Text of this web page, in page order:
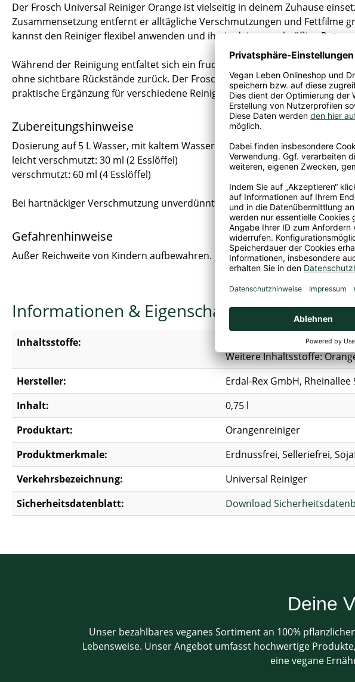
Der Frosch Universal Reiniger Orange ist vielseitig in deinem Zuhause
Zusammensetzung entfernt er alltägliche Verschmutzungen und Fettfilme
kannst den Reiniger flexibel anwenden und ihn in deine regelmäßige
Während der Reinigung entfaltet sich ein fruchtiger Duft nach Orange, der
ohne sichtbare Rückstände zurück. Der Frosch Universal Reiniger
praktische Ergänzung für verschiedene Reinigungsaufgaben im Haushalt.
Zubereitungshinweise
Dosierung auf 5 L Wasser, mit kaltem Wasser anwendbar.:
leicht verschmutzt: 30 ml (2 Esslöffel)
verschmutzt: 60 ml (4 Esslöffel)
Bei hartnäckiger Verschmutzung unverdünnt auftragen, einwirken lassen
Gefahrenhinweise
Außer Reichweite von Kindern aufbewahren.
Informationen & Eigenschaften
Inhaltsstoffe:
﹤5 % anionische Tenside,
Weitere Inhaltsstoffe:
Hersteller:
Erdal-Rex GmbH, Rheinallee
Inhalt:
0,75 l
Produktart:
Orangenreiniger
Produktmerkmale:
Erdnussfrei, Selleriefrei,
Verkehrsbezeichnung:
Universal Reiniger
Sicherheitsdatenblatt:
Download
Deine
Unser bezahlbares veganes Sortiment an 100%
Lebensweise. Unser Angebot umfasst hochwertige
eine vegane